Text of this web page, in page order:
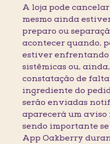
A loja pode
mesmo ainda
preparo ou
acontecer quando,
estiver
sistêmicas ou,
constatação de
ingrediente do
serão enviadas
aparecerá um aviso
sendo importante
App Oakberry